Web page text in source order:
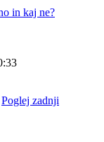
in kaj ne?
Poglej zadnji